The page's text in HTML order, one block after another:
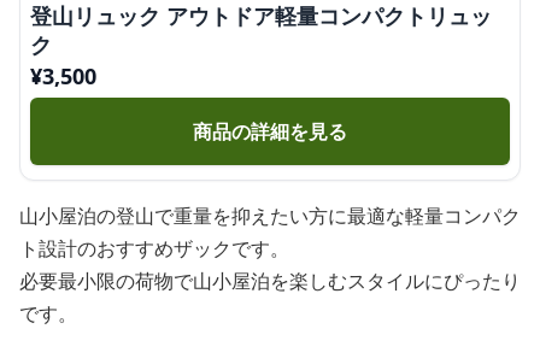
登山リュック アウトドア軽量コンパクトリュッ
ク
¥3,500
商品の詳細を見る
山小屋泊の登山で重量を抑えたい方に最適な軽量コンパク
ト設計のおすすめザックです。
必要最小限の荷物で山小屋泊を楽しむスタイルにぴったり
です。